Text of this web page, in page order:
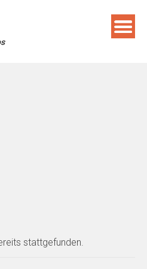
stattgefunden.